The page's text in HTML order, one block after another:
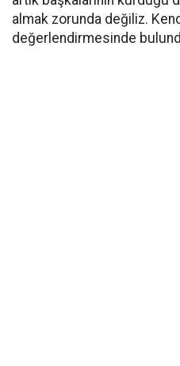
almak zorunda değiliz.
değerlendirmesinde